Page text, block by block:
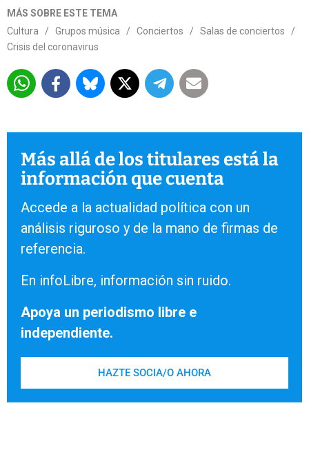
MÁS SOBRE ESTE TEMA
Cultura
/ Grupos música / Conciertos / Salas de conciertos
/
Crisis del coronavirus
Más allá de los titulares está la
información que cuenta
Accede a la actualidad política con un
análisis riguroso y de la mano de firmas de
referencia.
En infoLibre, información sin ruido.
Apoya un periodismo libre e
independiente.
HAZTE SOCIA/O AHORA